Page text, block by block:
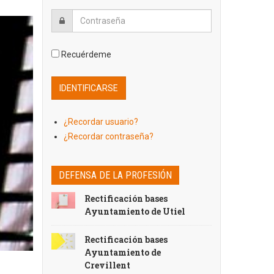
Recuérdeme
¿Recordar usuario?
¿Recordar contraseña?
DEFENSA DE LA PROFESIÓN
Rectificación bases
Ayuntamiento de Utiel
Rectificación bases
Ayuntamiento de
Crevillent